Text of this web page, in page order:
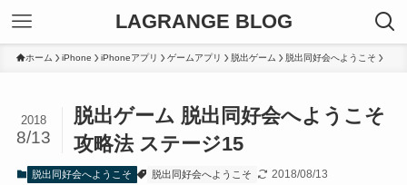
LAGRANGE BLOG
ホーム iPhone iPhoneアプリ ゲームアプリ 脱出ゲーム 脱出同好会へようこそ
脱出ゲーム 脱出同好会へようこそ
攻略法 ステージ15
2018
8/13
脱出同好会へようこそ 脱出同好会へようこそ 2018/08/13